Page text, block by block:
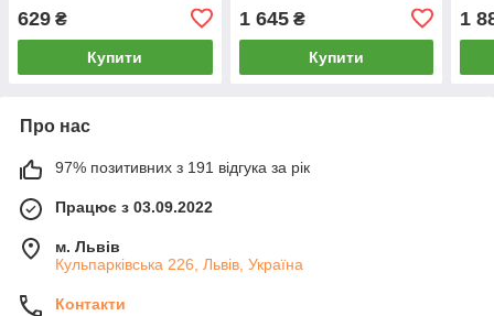
629 ₴
Купити
1 645₴
Купити
1
Про нас
97% позитивних з 191 відгука за рік
Працює з 03.09.2022
м. Львів
Кульпарківська 226, Львів, Україна
Контакти